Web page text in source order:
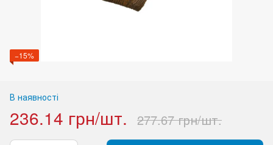
−15%
В наявності
236.14 грн/шт. 277.67 грн/шт.